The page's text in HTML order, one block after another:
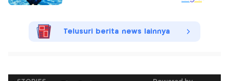
Telusuri berita news lainnya